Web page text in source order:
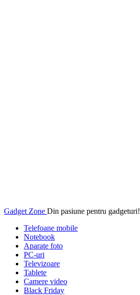
Gadget Zone Din pasiune pentru gadgeturi!
Telefoane mobile
Notebook
Aparate foto
PC-uri
Televizoare
Tablete
Camere video
Black Friday